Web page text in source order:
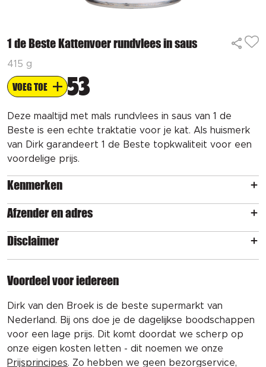
1 de Beste Kattenvoer rundvlees in saus
415 g
VOEG TOE 53
Deze maaltijd met mals rundvlees in saus van 1 de
Beste is een echte traktatie voor je kat. Als huismerk
van Dirk garandeert 1 de Beste topkwaliteit voor een
voordelige prijs.
Kenmerken
Afzender en adres
Disclaimer
Voordeel voor iedereen
Dirk van den Broek is de beste supermarkt van
Nederland. Bij ons doe je de dagelijkse boodschappen
voor een lage prijs. Dit komt doordat we scherp op
onze eigen kosten letten - dit noemen we onze
Prijsprincipes. Zo hebben we geen bezorgservice,